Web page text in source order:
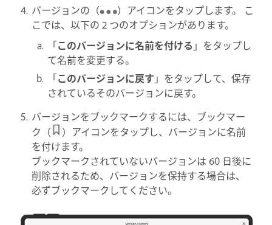
バージョンの（
）アイコンをタップします。 こ
こでは、以下の 2 つのオプションがあります。
「このバージョンに名前を付ける 」をタップし
て名前を変更する。
「このバージョンに戻す 」をタップして、保存
されているそのバージョンに戻す。
バージョンをブックマークするには、ブックマー
ク（
）アイコンをタップし、バージョンに名前
を付けます。
ブックマークされていないバージョンは 60 日後に
削除されるため、バージョンを保持する場合は、
必ずブックマークしてください。